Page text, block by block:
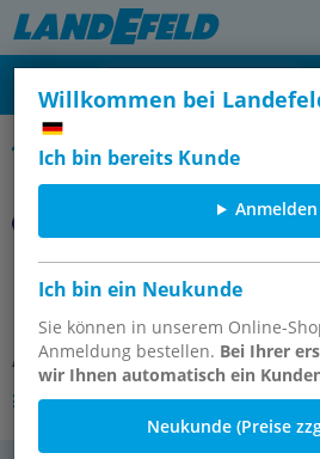
Willkommen bei
Ich bin bereits Kunde
Anmelden
Ich bin ein Neukunde
Sie können in unserem Online-
Anmeldung bestellen. Bei Ihrer
wir Ihnen automatisch ein
Neukunde (Preise
Muttern
Überwurfmutter
Polypropylen
Artikelnummer: MCK 8 PP E
Andere Varianten des Artikels